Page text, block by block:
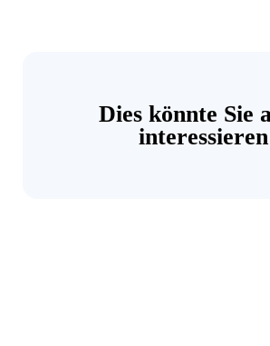
Dies könnte Sie
interessieren